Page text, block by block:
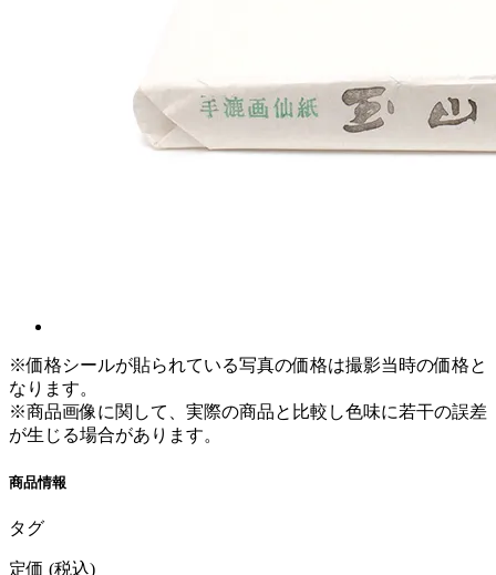
※価格シールが貼られている写真の価格は撮影当時の価格と
なります。
※商品画像に関して、実際の商品と比較し色味に若干の誤差
が生じる場合があります。
商品情報
タグ
定価 (税込)